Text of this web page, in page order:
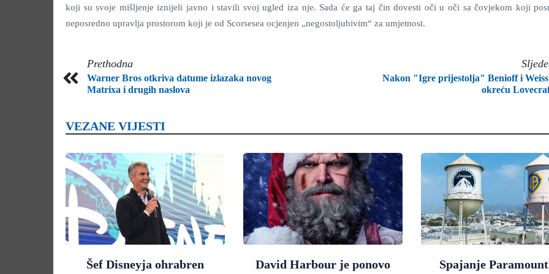
koji su svoje mišljenje iznijeli javno i stavili svoj ugled iza nje. Sada će ga taj čin dovesti oči u oči sa čovjekom koji
neposredno upravlja prostorom koji je od Scorsesea ocjenjen „negostoljubivim“ za umjetnost.
Prethodna
Warner Bros otkriva datume izlazaka novog
Matrixa i drugih naslova
Nakon "Igre prijestolja" Benioff i Weiss
okreću
VEZANE VIJESTI
Šef Disneyja ohrabren
David Harbour je ponovo
Spajanje